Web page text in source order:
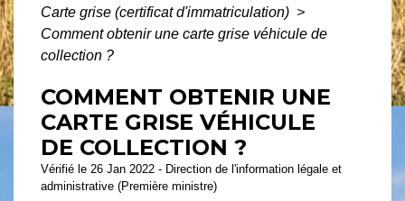
Carte grise (certificat d'immatriculation) >
Comment obtenir une carte grise véhicule de
collection ?
COMMENT OBTENIR UNE
CARTE GRISE VÉHICULE
DE COLLECTION ?
Vérifié le 26 Jan 2022 - Direction de l'information légale et
administrative (Première ministre)